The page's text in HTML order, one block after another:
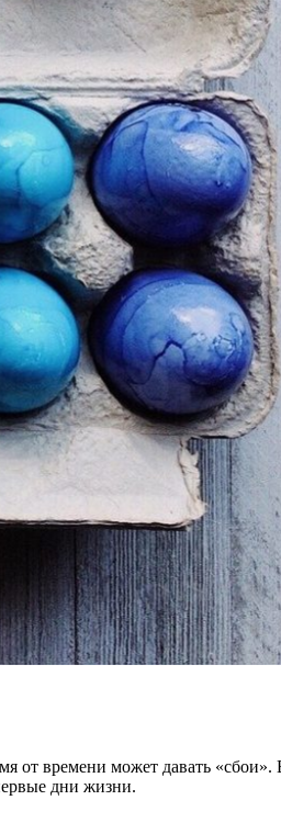
от времени может давать
дни жизни.